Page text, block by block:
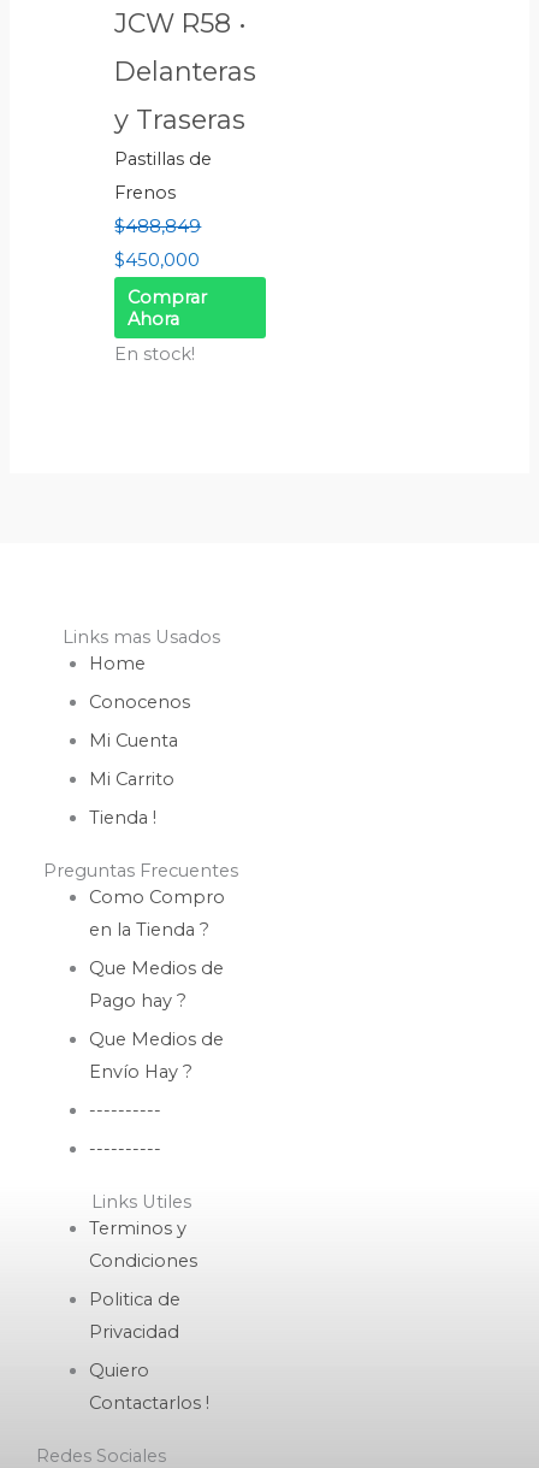
JCW R58 •
Delanteras
y Traseras
Pastillas de
Frenos
$488,849
$450,000
Comprar
Ahora
En stock!
Links mas Usados
Home
Conocenos
Mi Cuenta
Mi Carrito
Tienda !
Preguntas Frecuentes
Como Compro
en la Tienda ?
Que Medios de
Pago hay ?
Que Medios de
Envío Hay ?
----------
----------
Links Utiles
Terminos y
Condiciones
Politica de
Privacidad
Quiero
Contactarlos !
Redes Sociales